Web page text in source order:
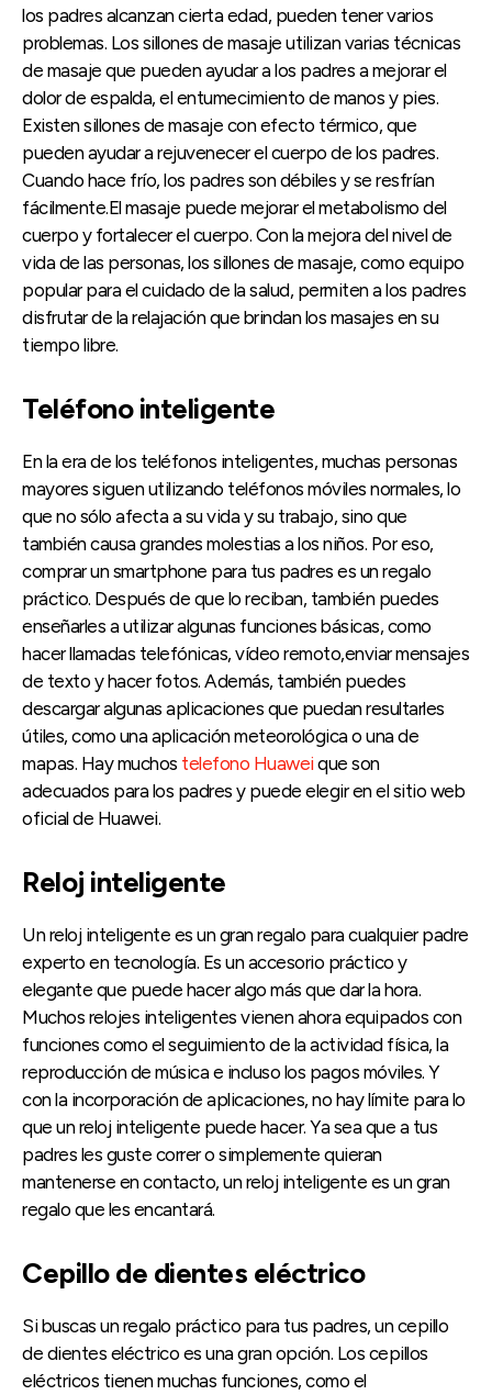
los padres alcanzan cierta edad, pueden tener varios
problemas. Los sillones de masaje utilizan varias técnicas
de masaje que pueden ayudar a los padres a mejorar el
dolor de espalda, el entumecimiento de manos y pies.
Existen sillones de masaje con efecto térmico, que
pueden ayudar a rejuvenecer el cuerpo de los padres.
Cuando hace frío, los padres son débiles y se resfrían
fácilmente.El masaje puede mejorar el metabolismo del
cuerpo y fortalecer el cuerpo. Con la mejora del nivel de
vida de las personas, los sillones de masaje, como equipo
popular para el cuidado de la salud, permiten a los padres
disfrutar de la relajación que brindan los masajes en su
tiempo libre.
Teléfono inteligente
En la era de los teléfonos inteligentes, muchas personas
mayores siguen utilizando teléfonos móviles normales, lo
que no sólo afecta a su vida y su trabajo, sino que
también causa grandes molestias a los niños. Por eso,
comprar un smartphone para tus padres es un regalo
práctico. Después de que lo reciban, también puedes
enseñarles a utilizar algunas funciones básicas, como
hacer llamadas telefónicas, vídeo remoto,enviar mensajes
de texto y hacer fotos. Además, también puedes
descargar algunas aplicaciones que puedan resultarles
útiles, como una aplicación meteorológica o una de
mapas. Hay muchos telefono Huawei que son
adecuados para los padres y puede elegir en el sitio web
oficial de Huawei.
Reloj inteligente
Un reloj inteligente es un gran regalo para cualquier padre
experto en tecnología. Es un accesorio práctico y
elegante que puede hacer algo más que dar la hora.
Muchos relojes inteligentes vienen ahora equipados con
funciones como el seguimiento de la actividad física, la
reproducción de música e incluso los pagos móviles. Y
con la incorporación de aplicaciones, no hay límite para lo
que un reloj inteligente puede hacer. Ya sea que a tus
padres les guste correr o simplemente quieran
mantenerse en contacto, un reloj inteligente es un gran
regalo que les encantará.
Cepillo de dientes eléctrico
Si buscas un regalo práctico para tus padres, un cepillo
de dientes eléctrico es una gran opción. Los cepillos
eléctricos tienen muchas funciones, como el